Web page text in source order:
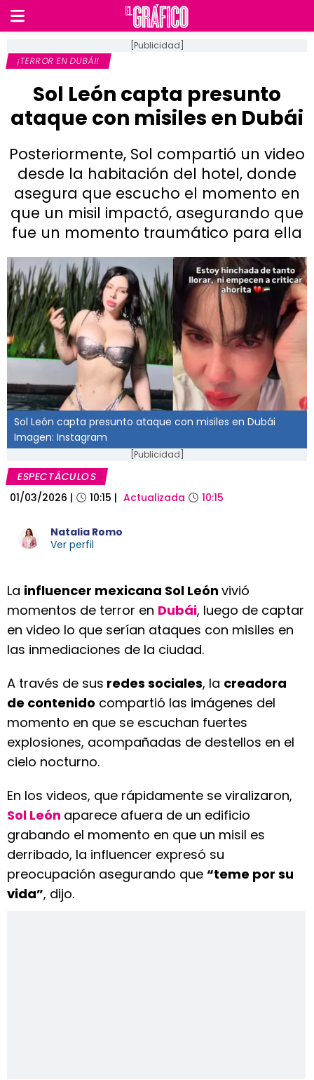
[Publicidad]
¡TERROR EN DUBÁI!
Sol León capta presunto
ataque con misiles en Dubái
Posteriormente, Sol compartió un video
desde la habitación del hotel, donde
asegura que escucho el momento en
que un misil impactó, asegurando que
fue un momento traumático para ella
Sol León capta presunto ataque con misiles en Dubái
Imagen: Instagram
[Publicidad]
ESPECTÁCULOS
01/03/2026 | 10:15 | Actualizada 10:15
Natalia Romo
Ver perfil
La influencer mexicana Sol León vivió
momentos de terror en Dubái, luego de captar
en video lo que serían ataques con misiles en
las inmediaciones de la ciudad.
A través de sus redes sociales, la creadora
de contenido compartió las imágenes del
momento en que se escuchan fuertes
explosiones, acompañadas de destellos en el
cielo nocturno.
En los videos, que rápidamente se viralizaron,
Sol León aparece afuera de un edificio
grabando el momento en que un misil es
derribado, la influencer expresó su
preocupación asegurando que “teme por su
vida”, dijo.